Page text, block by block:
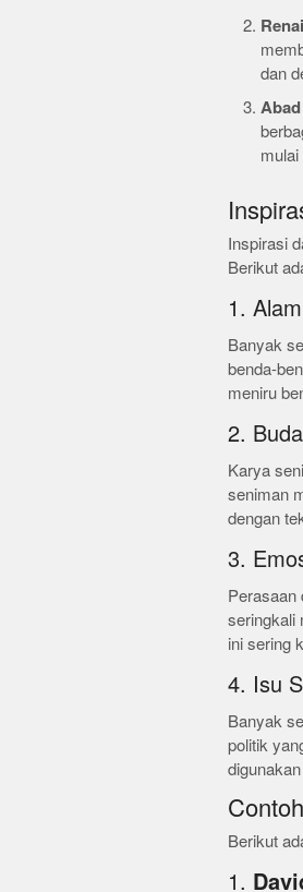
dan
Inspirasi
Berikut
1. Alam
Banyak
benda-
meniru
2.
Karya
seniman
dengan
3.
Perasaan
seringkali
ini sering
4. Isu
Banyak
politik
Berikut
1.